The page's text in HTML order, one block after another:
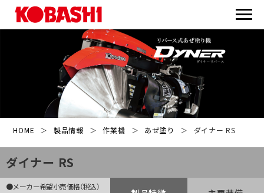
HOME ＞ 製品情報 ＞ 作業機 ＞ あぜ塗り ＞ ダイナー RS
ダイナー RS
●メーカー希望小売価格（税込）